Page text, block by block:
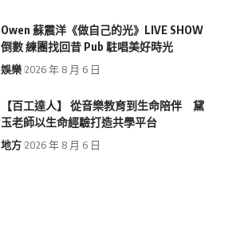
Owen 蘇震洋《做自己的光》LIVE SHOW
倒數 練團找回昔 Pub 駐唱美好時光
娛樂 2026 年 8 月 6 日
【百工達人】 從音樂教育到生命陪伴 黛
玉老師以生命經驗打造共學平台
地方 2026 年 8 月 6 日